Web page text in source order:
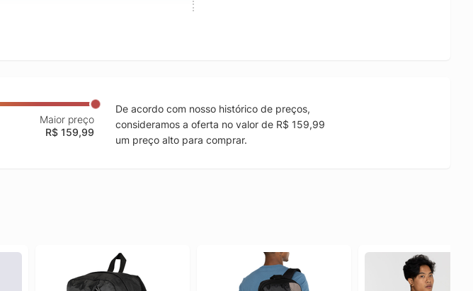
Maior preço
R$ 159,99
De acordo com nosso histórico de preços,
consideramos a oferta no valor de R$ 159,99
um preço alto para comprar.